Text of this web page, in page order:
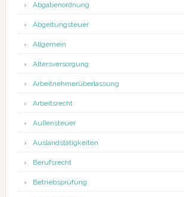
Abgabenordnung
Abgeltungsteuer
Allgemein
Altersversorgung
Arbeitnehmerüberlassung
Arbeitsrecht
Außensteuer
Auslandstätigkeiten
Berufsrecht
Betriebsprüfung